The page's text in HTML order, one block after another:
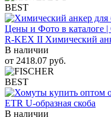
BEST
R-KEX II Химический
В наличии
от 2418.07 руб.
BEST
ETR U-образная скоба
В наличии